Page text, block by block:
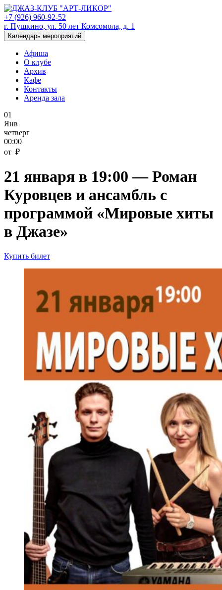
+7 (926) 960-92-52
г. Пушкино, ул. 50 лет Комсомола, д. 1
Календарь мероприятий
Афиша
О клубе
Архив
Кафе
Контакты
Аренда зала
01
Янв
четверг
00:00
от ₽
21 января в 19:00 — Роман
Куровцев и ансамбль с
программой «Мировые хиты
в Джазе»
Купить билет